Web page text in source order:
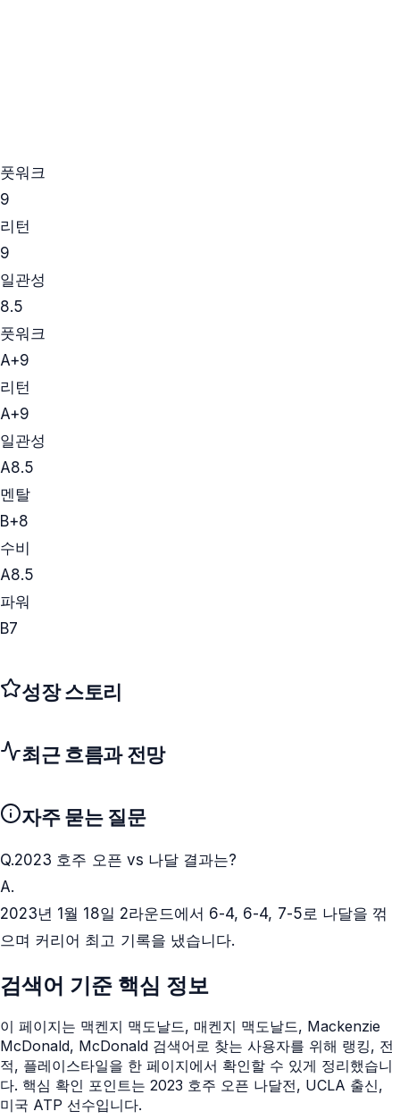
풋워크
9
리턴
9
일관성
8.5
풋워크
A+9
리턴
A+9
일관성
A8.5
멘탈
B+8
수비
A8.5
파워
B7
성장 스토리
최근 흐름과 전망
자주 묻는 질문
Q.2023 호주 오픈 vs 나달 결과는?
A.
2023년 1월 18일 2라운드에서 6-4, 6-4, 7-5로 나달을 꺾
으며 커리어 최고 기록을 냈습니다.
검색어 기준 핵심 정보
이 페이지는 맥켄지 맥도날드, 매켄지 맥도날드, Mackenzie
McDonald, McDonald 검색어로 찾는 사용자를 위해 랭킹, 전
적, 플레이스타일을 한 페이지에서 확인할 수 있게 정리했습니
다. 핵심 확인 포인트는 2023 호주 오픈 나달전, UCLA 출신,
미국 ATP 선수입니다.